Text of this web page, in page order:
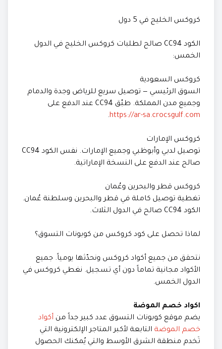
كروكس الخليج في 5 دول
الكود CC94 صالح لطلبات كروكس الخليج في الدول
الخمس:
كروكس السعودية
السوق الرئيسي — توصيل سريع للرياض وجدة والدمام
وجميع مدن المملكة. طبّق CC94 عند الدفع على
https://ar-sa.crocsgulf.com
.
كروكس الإمارات
توصيل لدبي وأبوظبي وجميع الإمارات. نفس الكود CC94
صالح عند الدفع على النسخة الإماراتية.
كروكس قطر والبحرين وعُمان
تغطية توصيل كاملة في قطر والبحرين وسلطنة عُمان.
الكود CC94 صالح في الدول الثلاث.
لماذا تحصل على كود كروكس من كوبونات التسوق؟
نتحقق من جميع أكواد كروكس ونحدّثها يومياً. جميع
الأكواد مجانية تماماً دون أي تسجيل. نغطي كروكس في
الدول الخمس.
اكواد خصم الموضة
يضم موقع كوبونات التسوق عدد كبير جداً من أكواد
خصم الموضة التابعة لأكبر المتاجر الإلكترونية التي
تَخدم منطقة الشرق الأوسط والتي يُمكنك الحصول